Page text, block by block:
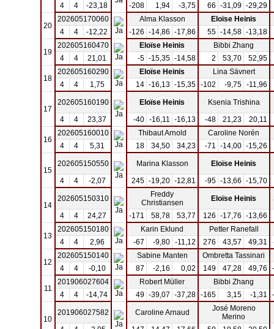
4
4 -23,18 -208 1,94 -3,75 66 -31,09 -29,29
20
202605170060 Alma Klasson
Eloïse Heinis
4
4 -12,22 -126 -14,86 -17,86 55 -14,58 -13,18
19
202605160470 Eloïse Heinis
Bibbi Zhang
4
4 21,01 -5 -15,35 -14,58 2 53,70 52,95
18
202605160290 Eloïse Heinis
Lina Sävnert
4
4 1,75 14 -16,13 -15,35 -102 -9,75 -11,96
17
202605160190 Eloïse Heinis
Ksenia Trishina
4
4 23,37 -40 -16,11 -16,13 -48 21,23 20,11
16
202605160010 Thibaut Arnold
Caroline Norén
4
4 5,31 18 34,50 34,23 -71 -14,00 -15,26
15
202605150550 Marina Klasson
Eloïse Heinis
4
4 -2,07 245 -19,20 -12,81 -95 -13,66 -15,70
14
202605150310
Freddy
Christiansen
Eloïse Heinis
4
4 24,27 -171 58,78 53,77 126 -17,76 -13,66
13
202605150180 Karin Eklund
Petter Ranefall
4
4 2,96 -67 -9,80 -11,12 276 43,57 49,31
12
202605150140 Sabine Manten
Ombretta Tassinari
4
4 -0,10 87 -2,16 0,02 149 47,28 49,76
11
201906027604 Robert Müller
Bibbi Zhang
4
4 -14,74 49 -39,07 -37,28 -165 3,15 -1,31
10
201906027582 Caroline Arnaud
José Moreno
Merino